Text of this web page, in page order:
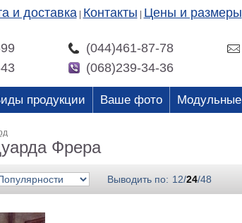
и доставка Контакты Цены и размеры
(044)461-87-78
(068)239-34-36
продукции Ваше фото Модульные
Фрера
Выводить по: 12/24/48